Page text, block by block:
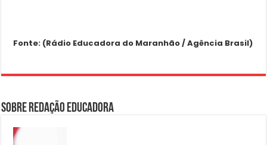
Fonte: (Rádio Educadora do Maranhão / Agência Brasil)
Sobre Redação Educadora